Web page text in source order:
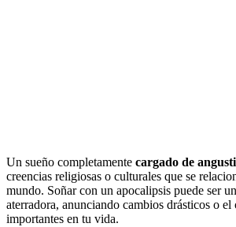
Un sueño completamente cargado de
creencias religiosas o culturales que se
mundo. Soñar con un apocalipsis puede ser
aterradora, anunciando cambios drásticos o el
importantes en tu vida.